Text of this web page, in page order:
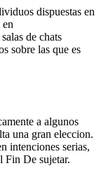
dispuestas en
de chats
sobre las que es
a algunos
una gran eleccion.
intenciones serias,
Fin De sujetar.